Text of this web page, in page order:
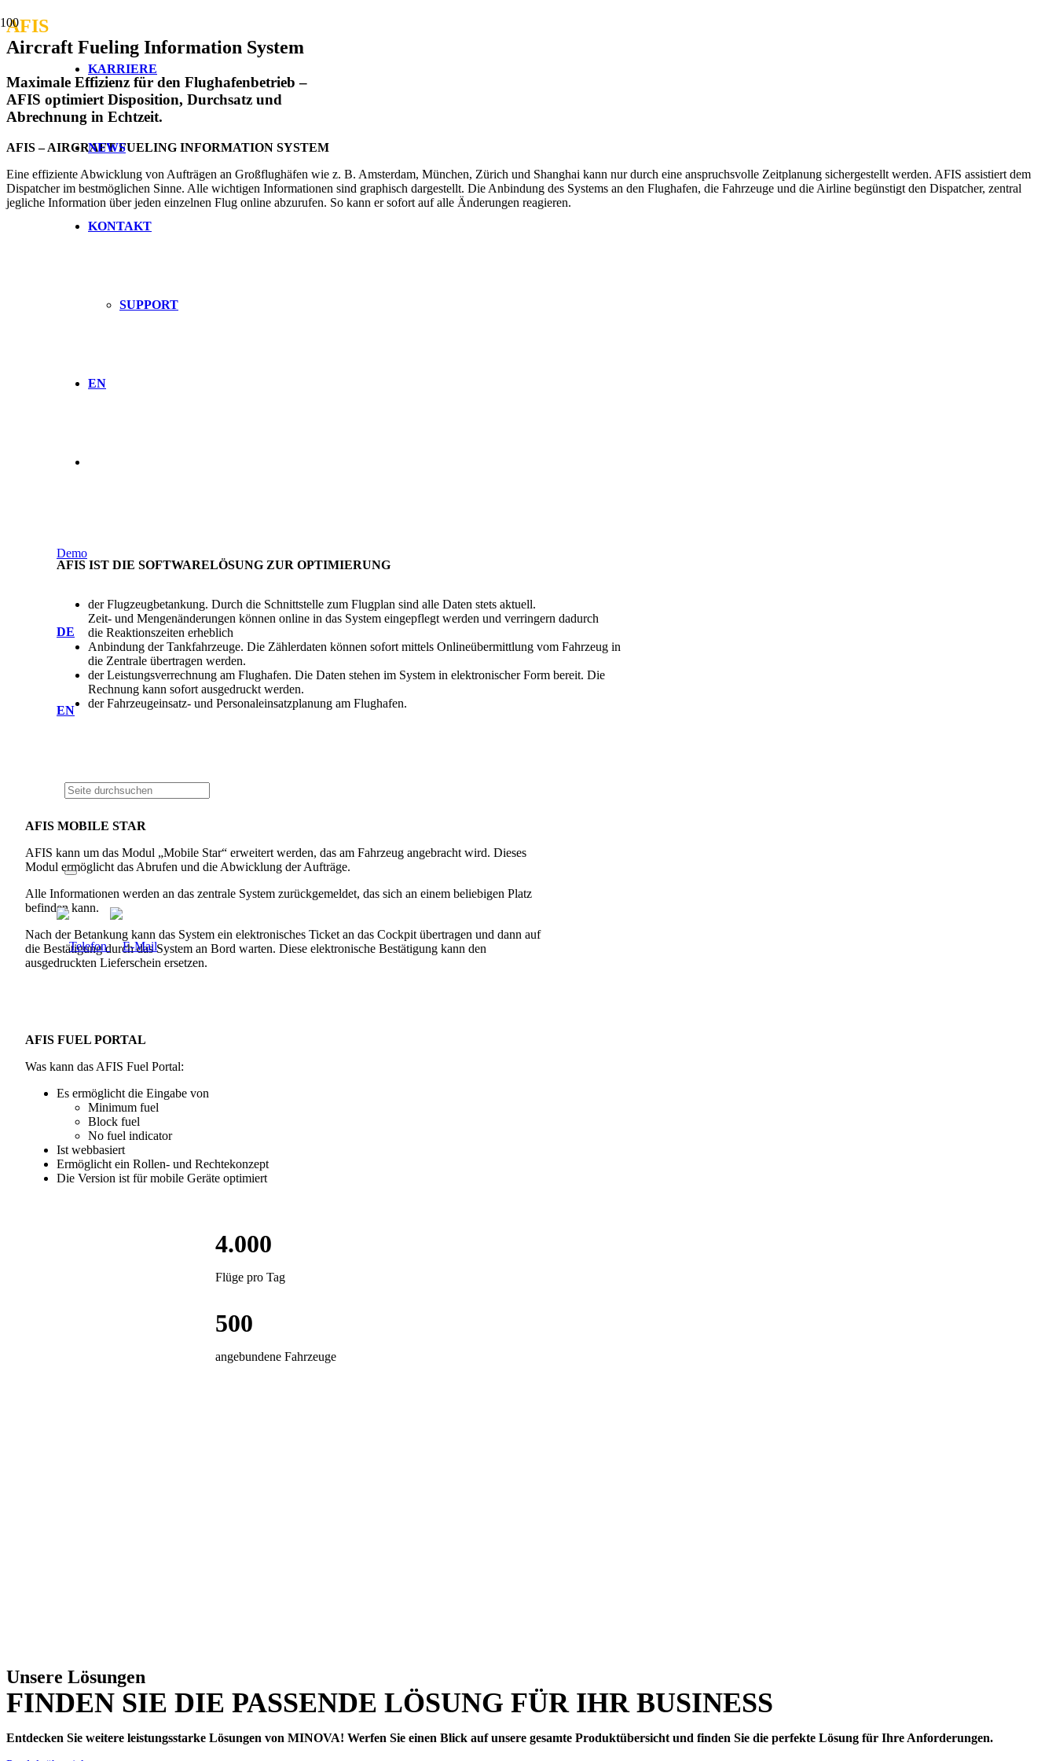
KARRIERE
NEWS
KONTAKT
SUPPORT
EN
Demo
DE
EN
AFIS
Aircraft Fueling Information System
Maximale Effizienz für den Flughafenbetrieb –
AFIS optimiert Disposition, Durchsatz und
Abrechnung in Echtzeit.
AFIS – AIRCRAFT FUELING INFORMATION SYSTEM
Eine effiziente Abwicklung von Aufträgen an Großflughäfen wie z. B. Amsterdam, München, Zürich und Shanghai kann nur durch eine anspruchsvolle Zeitplanung sichergestellt werden. AFIS assistiert dem
Dispatcher im bestmöglichen Sinne. Alle wichtigen Informationen sind graphisch dargestellt. Die Anbindung des Systems an den Flughafen, die Fahrzeuge und die Airline begünstigt den Dispatcher, zentral
jegliche Information über jeden einzelnen Flug online abzurufen. So kann er sofort auf alle Änderungen reagieren.
AFIS IST DIE SOFTWARELÖSUNG ZUR OPTIMIERUNG
der Flugzeugbetankung. Durch die Schnittstelle zum Flugplan sind alle Daten stets aktuell.
Zeit- und Mengenänderungen können online in das System eingepflegt werden und verringern dadurch
die Reaktionszeiten erheblich
Anbindung der Tankfahrzeuge. Die Zählerdaten können sofort mittels Onlineübermittlung vom Fahrzeug in
die Zentrale übertragen werden.
der Leistungsverrechnung am Flughafen. Die Daten stehen im System in elektronischer Form bereit. Die
Rechnung kann sofort ausgedruckt werden.
der Fahrzeugeinsatz- und Personaleinsatzplanung am Flughafen.
AFIS MOBILE STAR
AFIS kann um das Modul „Mobile Star“ erweitert werden, das am Fahrzeug angebracht wird. Dieses
Modul ermöglicht das Abrufen und die Abwicklung der Aufträge.
Alle Informationen werden an das zentrale System zurückgemeldet, das sich an einem beliebigen Platz
befinden kann.
Nach der Betankung kann das System ein elektronisches Ticket an das Cockpit übertragen und dann auf
die Bestätigung durch das System an Bord warten. Diese elektronische Bestätigung kann den
ausgedruckten Lieferschein ersetzen.
AFIS FUEL PORTAL
Was kann das AFIS Fuel Portal:
Es ermöglicht die Eingabe von
Minimum fuel
Block fuel
No fuel indicator
Ist webbasiert
Ermöglicht ein Rollen- und Rechtekonzept
Die Version ist für mobile Geräte optimiert
4.000
Flüge pro Tag
500
angebundene Fahrzeuge
Unsere Lösungen
FINDEN SIE DIE PASSENDE LÖSUNG FÜR IHR BUSINESS
Entdecken Sie weitere leistungsstarke Lösungen von MINOVA! Werfen Sie einen Blick auf unsere gesamte Produktübersicht und finden Sie die perfekte Lösung für Ihre Anforderungen.